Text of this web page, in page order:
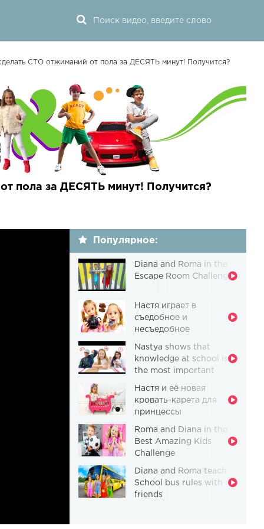
СТО отжиманий от пола за ДЕСЯТЬ минут! Получится?
пола за ДЕСЯТЬ минут! Получится?
Популярное:
Diana and Roma in the
Escape Room Challenge
Настя играет в
съедобное и
несъедобное
Nastya shows that
knowledge at school is
the most important
Настя и её новая
кровать-карета для
принцессы
Roma and Diana in the
Best Amazing Kids
Challenge
Diana and Roma teach
School bus rules with
friends